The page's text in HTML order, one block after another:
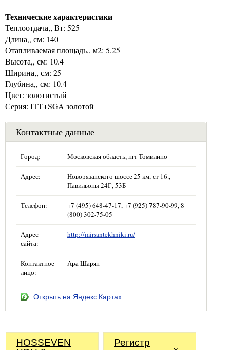
Технические характеристики
Теплоотдача,, Вт: 525
Длина,, см: 140
Отапливаемая площадь,, м2: 5.25
Высота,, см: 10.4
Ширина,, см: 25
Глубина,, см: 10.4
Цвет: золотистый
Серия: ITT+SGA золотой
Контактные данные
Город: Московская область, пгт Томилино
Адрес:
Новорязанского шоссе 25 км, ст 16.,
Павильоны 24Г, 53Б
Телефон:
+7 (495) 648-47-17, +7 (925) 787-90-99, 8
(800) 302-75-05
Адрес
сайта:
http://mirsantekhniki.ru/
Контактное
лицо:
Ара Шарян
Открыть на Яндекс.Картах
HOSSEVEN
Регистр